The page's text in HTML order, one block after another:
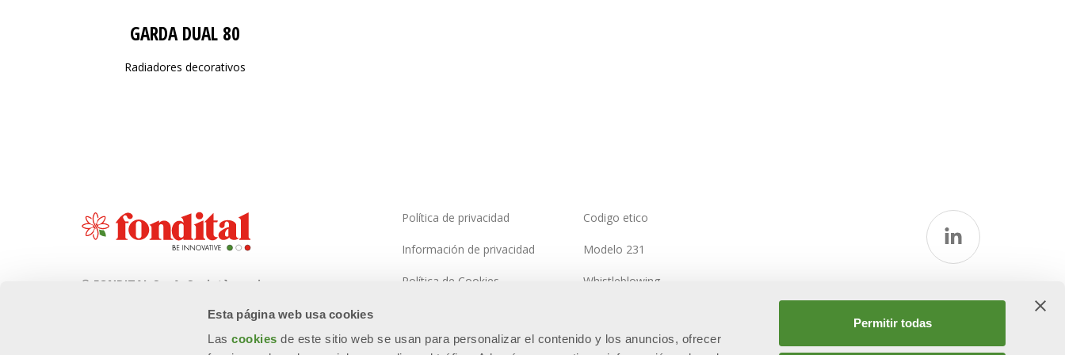
Esta página web usa cookies
Lascookiesde este sitio web se usan para personalizar el contenido y los anuncios, ofrecer
Permitir todas
GARDA DUAL 80
Radiadores decorativos
© FONDITAL S.p.A. Società a unico
Sede Legale e Amministrativa
Via Cerreto, 40 - 25079 VOBARNO
Política de privacidad
Información de privacidad
Política de Cookies
Mapa del sitio
Codigo etico
Modelo 231
Whistleblowing